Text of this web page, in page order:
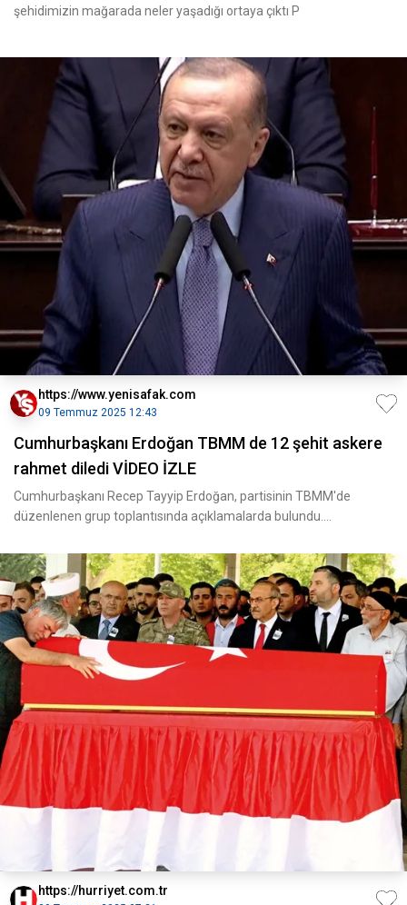
şehidimizin mağarada neler yaşadığı ortaya çıktı P
https://www.yenisafak.com
09 Temmuz 2025 12:43
Cumhurbaşkanı Erdoğan TBMM de 12 şehit askere
rahmet diledi VİDEO İZLE
Cumhurbaşkanı Recep Tayyip Erdoğan, partisinin TBMM'de
düzenlenen grup toplantısında açıklamalarda bulundu.
https://hurriyet.com.tr